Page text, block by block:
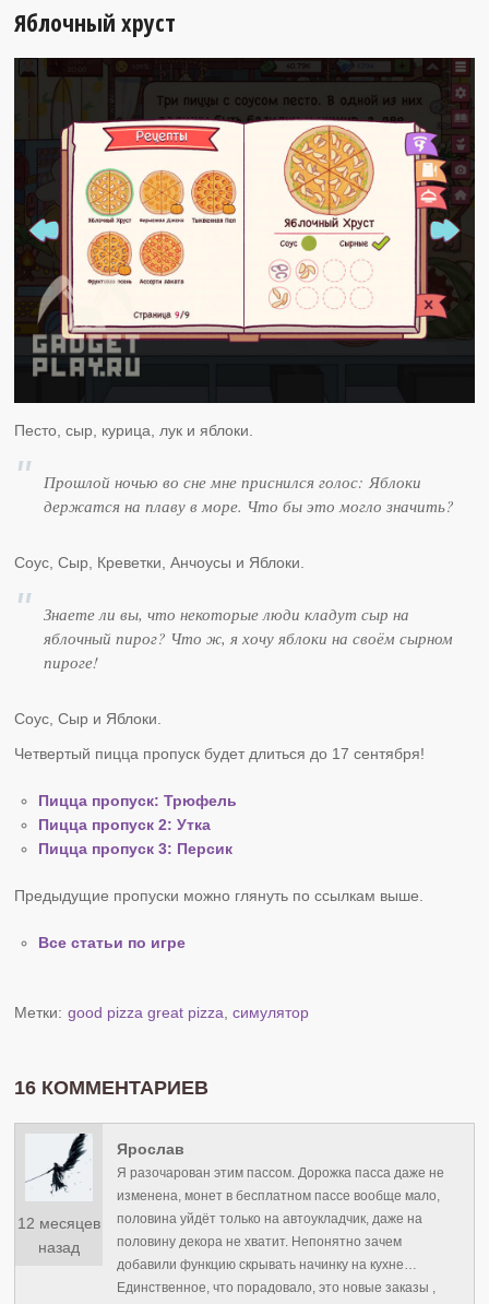
Яблочный хруст
Песто, сыр, курица, лук и яблоки.
Прошлой ночью во сне мне приснился голос: Яблоки
держатся на плаву в море. Что бы это могло значить?
Соус, Сыр, Креветки, Анчоусы и Яблоки.
Знаете ли вы, что некоторые люди кладут сыр на
яблочный пирог? Что ж, я хочу яблоки на своём сырном
пироге!
Соус, Сыр и Яблоки.
Четвертый пицца пропуск будет длиться до 17 сентября!
Пицца пропуск: Трюфель
Пицца пропуск 2: Утка
Пицца пропуск 3: Персик
Предыдущие пропуски можно глянуть по ссылкам выше.
Все статьи по игре
Метки: good pizza great pizza,симулятор
16 КОММЕНТАРИЕВ
12 месяцев
назад
Ярослав
Я разочарован этим пассом. Дорожка пасса даже не
изменена, монет в бесплатном пассе вообще мало,
половина уйдёт только на автоукладчик, даже на
половину декора не хватит. Непонятно зачем
добавили функцию скрывать начинку на кухне…
Единственное, что порадовало, это новые заказы ,